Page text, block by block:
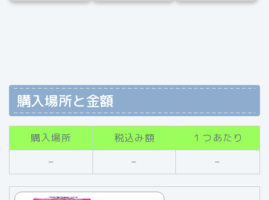
購入場所と金額
購入場所 税込み額
１つあたり
–
– –